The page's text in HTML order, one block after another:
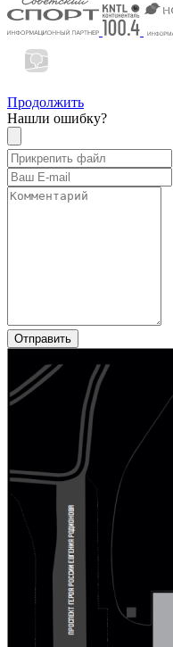
Продолжить
Нашли ошибку?